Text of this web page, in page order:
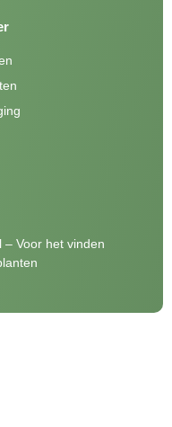
Voor het vinden